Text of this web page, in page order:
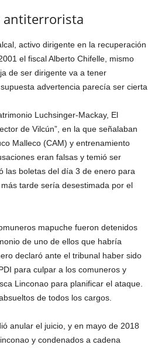
antiterrorista
activo dirigente en la recuperación
el fiscal Alberto Chifelle, mismo
de ser dirigente va a tener
advertencia parecía ser cierta
Luchsinger-Mackay, El
de Vilcún”, en la que señalaban
Malleco (CAM) y entrenamiento
eran falsas y temió ser
las boletas del día 3 de enero para
tarde sería desestimada por el
mapuche fueron detenidos
de uno de ellos que habría
declaró ante el tribunal haber sido
para culpar a los comuneros y
Linconao para planificar el ataque.
de todos los cargos.
anular el juicio, y en mayo de 2018
y condenados a cadena